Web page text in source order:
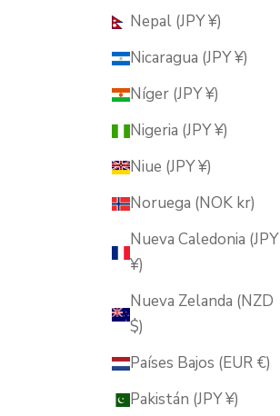
Nepal (JPY ¥)
Nicaragua (JPY ¥)
Níger (JPY ¥)
Nigeria (JPY ¥)
Niue (JPY ¥)
Noruega (NOK kr)
Nueva Caledonia (JPY
¥)
Nueva Zelanda (NZD
$)
Países Bajos (EUR €)
Pakistán (JPY ¥)